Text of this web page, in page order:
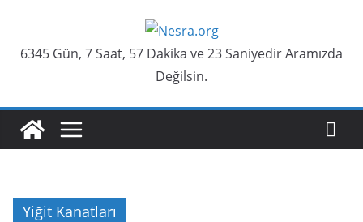
content
6345 Gün, 7 Saat, 57 Dakika ve 23 Saniyedir Aramızda
Değilsin.
Yiğit Kanatları